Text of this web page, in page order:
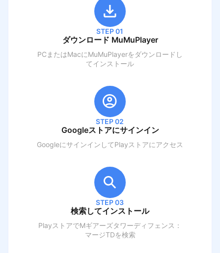
STEP 01
ダウンロード MuMuPlayer
PCまたはMacにMuMuPlayerをダウンロードし
てインストール
STEP 02
Googleストアにサインイン
GoogleにサインインしてPlayストアにアクセス
STEP 03
検索してインストール
PlayストアでMギアーズタワーディフェンス：
マージTDを検索